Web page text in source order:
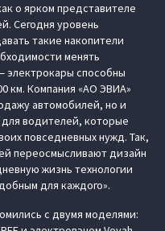
о ярком представителе
Сегодня уровень
такие накопители
менять
электрокары способны
км. Компания «АО ЭВИА»
автомобилей, но и
водителей, которые
повседневных нужд. Так,
переосмысливают дизайн
жизнь технологии
для каждого».
с двумя моделями: